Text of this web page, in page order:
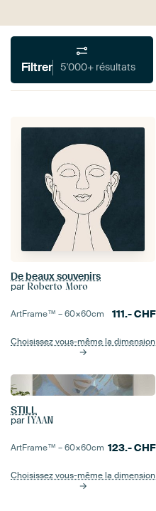
Filtrer 5'000+ résultats
De beaux souvenirs
par Roberto Moro
ArtFrame™ –60×60cm 111.-CHF
Choisissez vous-même la dimension
STILL
par IYAAN
ArtFrame™ –60×60cm 123.-CHF
Choisissez vous-même la dimension